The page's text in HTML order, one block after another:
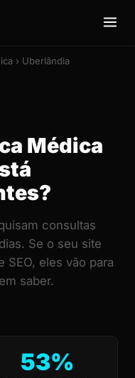
› Uberlândia
Médica
consultas
Se o seu site
eles vão para
saber.
53%